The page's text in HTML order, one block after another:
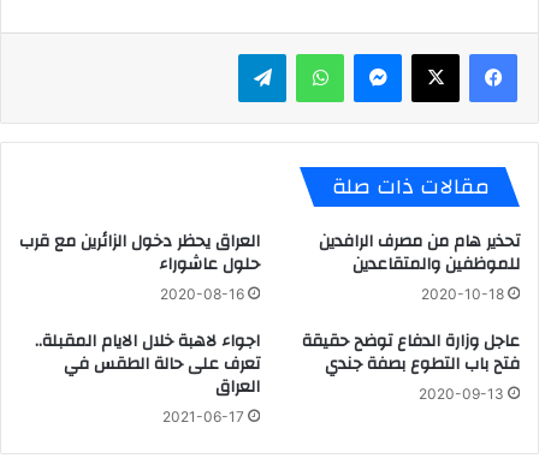
ماسنجر واتساب تيلقرام
مقالات ذات صلة
تحذير هام من مصرف الرافدين
للموظفين والمتقاعدين
2020-10-18
العراق يحظر دخول الزائرين مع قرب
حلول عاشوراء
2020-08-16
عاجل وزارة الدفاع توضح حقيقة
فتح باب التطوع بصفة جندي
2020-09-13
اجواء لاهبة خلال الايام المقبلة..
تعرف على حالة الطقس في
العراق
2021-06-17